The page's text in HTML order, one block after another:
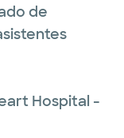
time
de
Hospital -